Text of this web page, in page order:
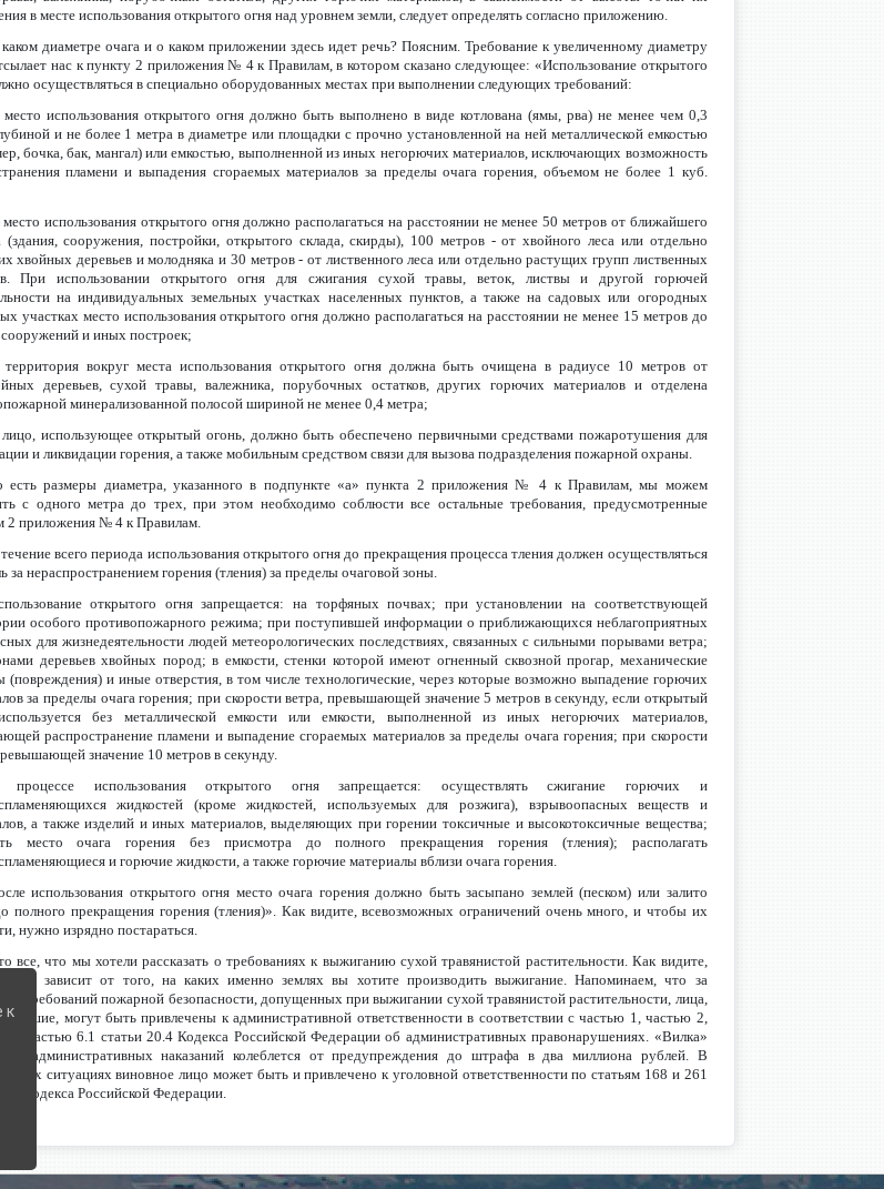
в месте использования открытого огня над уровнем земли, следует определять согласно приложению.
диаметре очага и о каком приложении здесь идет речь? Поясним. Требование к увеличенному диаметру
нас к пункту 2 приложения № 4 к Правилам, в котором сказано следующее: «Использование открытого
осуществляться в специально оборудованных местах при выполнении следующих требований:
место использования открытого огня должно быть выполнено в виде котлована (ямы, рва) не менее чем 0,3
и не более 1 метра в диаметре или площадки с прочно установленной на ней металлической емкостью
бочка, бак, мангал) или емкостью, выполненной из иных негорючих материалов, исключающих возможность
пламени и выпадения сгораемых материалов за пределы очага горения, объемом не более 1 куб.
место использования открытого огня должно располагаться на расстоянии не менее 50 метров от ближайшего
(здания, сооружения, постройки, открытого склада, скирды), 100 метров - от хвойного леса или отдельно
хвойных деревьев и молодняка и 30 метров - от лиственного леса или отдельно растущих групп лиственных
При использовании открытого огня для сжигания сухой травы, веток, листвы и другой горючей
на индивидуальных земельных участках населенных пунктов, а также на садовых или огородных
участках место использования открытого огня должно располагаться на расстоянии не менее 15 метров до
сооружений и иных построек;
территория вокруг места использования открытого огня должна быть очищена в радиусе 10 метров от
деревьев, сухой травы, валежника, порубочных остатков, других горючих материалов и отделена
минерализованной полосой шириной не менее 0,4 метра;
лицо, использующее открытый огонь, должно быть обеспечено первичными средствами пожаротушения для
и ликвидации горения, а также мобильным средством связи для вызова подразделения пожарной охраны.
есть размеры диаметра, указанного в подпункте «а» пункта 2 приложения № 4 к Правилам, мы можем
с одного метра до трех, при этом необходимо соблюсти все остальные требования, предусмотренные
2 приложения № 4 к Правилам.
всего периода использования открытого огня до прекращения процесса тления должен осуществляться
за нераспространением горения (тления) за пределы очаговой зоны.
открытого огня запрещается: на торфяных почвах; при установлении на соответствующей
особого противопожарного режима; при поступившей информации о приближающихся неблагоприятных
для жизнедеятельности людей метеорологических последствиях, связанных с сильными порывами ветра;
деревьев хвойных пород; в емкости, стенки которой имеют огненный сквозной прогар, механические
(повреждения) и иные отверстия, в том числе технологические, через которые возможно выпадение горючих
за пределы очага горения; при скорости ветра, превышающей значение 5 метров в секунду, если открытый
без металлической емкости или емкости, выполненной из иных негорючих материалов,
распространение пламени и выпадение сгораемых материалов за пределы очага горения; при скорости
значение 10 метров в секунду.
использования открытого огня запрещается: осуществлять сжигание горючих и
жидкостей (кроме жидкостей, используемых для розжига), взрывоопасных веществ и
а также изделий и иных материалов, выделяющих при горении токсичные и высокотоксичные вещества;
место очага горения без присмотра до полного прекращения горения (тления); располагать
и горючие жидкости, а также горючие материалы вблизи очага горения.
использования открытого огня место очага горения должно быть засыпано землей (песком) или залито
полного прекращения горения (тления)». Как видите, всевозможных ограничений очень много, и чтобы их
нужно изрядно постараться.
все, что мы хотели рассказать о требованиях к выжиганию сухой травянистой растительности. Как видите,
здесь зависит от того, на каких именно землях вы хотите производить выжигание. Напоминаем, что за
требований пожарной безопасности, допущенных при выжигании сухой травянистой растительности, лица,
могут быть привлечены к административной ответственности в соответствии с частью 1, частью 2,
6 и частью 6.1 статьи 20.4 Кодекса Российской Федерации об административных правонарушениях. «Вилка»
административных наказаний колеблется от предупреждения до штрафа в два миллиона рублей. В
ситуациях виновное лицо может быть и привлечено к уголовной ответственности по статьям 168 и 261
кодекса Российской Федерации.
к